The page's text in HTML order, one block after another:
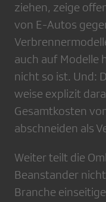
ziehen, zeige
von E-Autos
auch auf Modelle
nicht so ist. Und:
weise explizit
Gesamtkosten
abschneiden als
Weiter teilt die
Beanstander
Branche